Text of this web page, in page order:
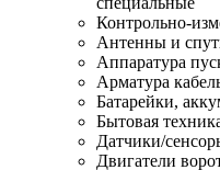
Контрольно-
Антенны и
Аппаратура
Арматура
Батарейки,
Бытовая
Датчики/
Двигатели